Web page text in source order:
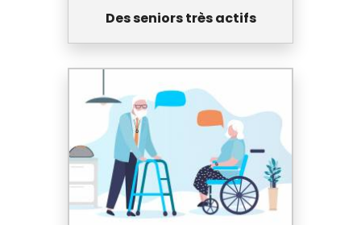
Des seniors très actifs